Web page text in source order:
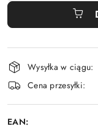
Dostępność
i
dostawa
Wysyłka w ciągu:
Cena przesyłki:
EAN: